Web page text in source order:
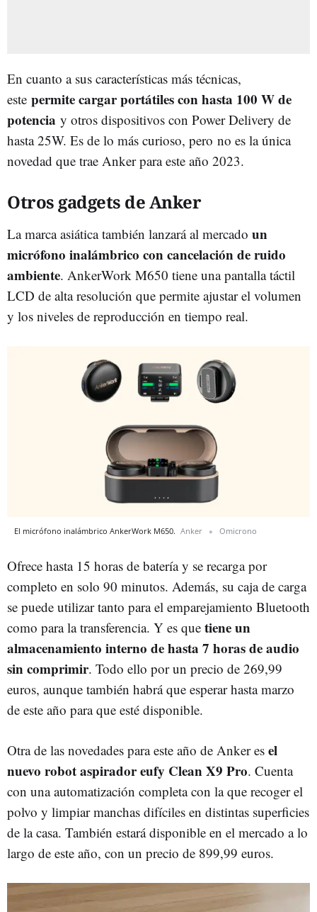
En cuanto a sus características más técnicas,
este permite cargar portátiles con hasta 100 W de
potencia y otros dispositivos con Power Delivery de
hasta 25W. Es de lo más curioso, pero no es la única
novedad que trae Anker para este año 2023.
Otros gadgets de Anker
La marca asiática también lanzará al mercado un
micrófono inalámbrico con cancelación de ruido
ambiente. AnkerWork M650 tiene una pantalla táctil
LCD de alta resolución que permite ajustar el volumen
y los niveles de reproducción en tiempo real.
El micrófono inalámbrico AnkerWork M650. Anker Omicrono
Ofrece hasta 15 horas de batería y se recarga por
completo en solo 90 minutos. Además, su caja de carga
se puede utilizar tanto para el emparejamiento Bluetooth
como para la transferencia. Y es que tiene un
almacenamiento interno de hasta 7 horas de audio
sin comprimir. Todo ello por un precio de 269,99
euros, aunque también habrá que esperar hasta marzo
de este año para que esté disponible.
Otra de las novedades para este año de Anker es el
nuevo robot aspirador eufy Clean X9 Pro. Cuenta
con una automatización completa con la que recoger el
polvo y limpiar manchas difíciles en distintas superficies
de la casa. También estará disponible en el mercado a lo
largo de este año, con un precio de 899,99 euros.